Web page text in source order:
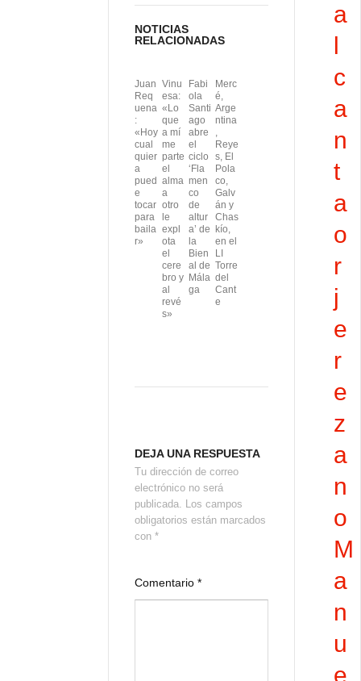
NOTICIAS
RELACIONADAS
Juan
Req
uena
:
«Hoy
cual
quier
a
pued
e
tocar
para
baila
r»
Vinu
esa:
«Lo
que
a mí
me
parte
el
alma
a
otro
le
expl
ota
el
cere
bro y
al
revé
s»
Fabi
ola
Santi
ago
abre
el
ciclo
‘Fla
men
co
de
altur
a’ de
la
Bien
al de
Mála
ga
Merc
é,
Arge
ntina
,
Reye
s, El
Pola
co,
Galv
án y
Chas
kío,
en el
LI
Torre
del
Cant
e
DEJA UNA RESPUESTA
Tu dirección de correo
electrónico no será
publicada. Los campos
obligatorios están marcados
con*
Comentario*
a
l
c
a
n
t
a
o
r
j
e
r
e
z
a
n
o
M
a
n
u
e